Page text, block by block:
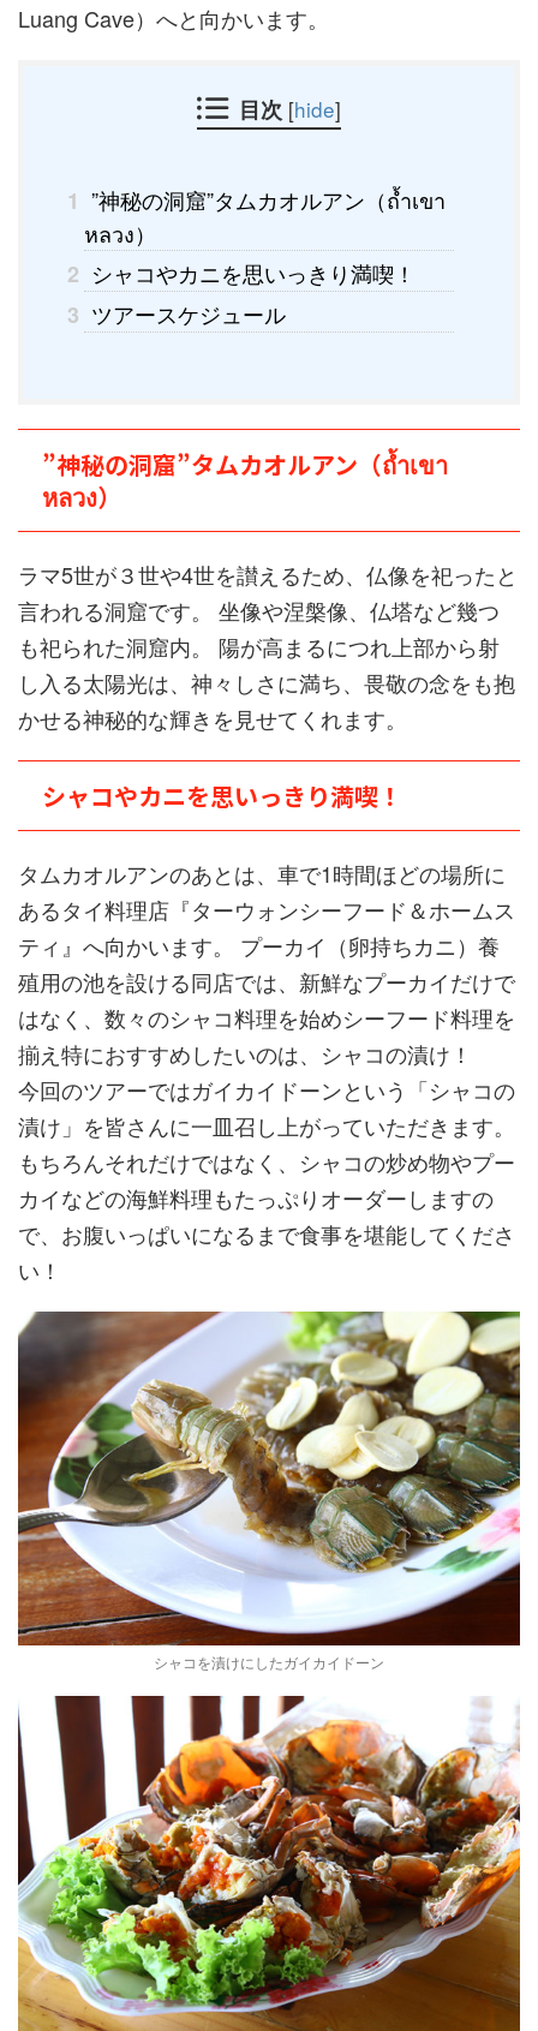
Luang Cave）へと向かいます。
目次 [hide]
1 ”神秘の洞窟”タムカオルアン（ถ้ำเขา
หลวง）
2 シャコやカニを思いっきり満喫！
3 ツアースケジュール
”神秘の洞窟”タムカオルアン（ถ้ำเขา
หลวง）
ラマ5世が３世や4世を讃えるため、仏像を祀ったと
言われる洞窟です。 坐像や涅槃像、仏塔など幾つ
も祀られた洞窟内。 陽が高まるにつれ上部から射
し入る太陽光は、神々しさに満ち、畏敬の念をも抱
かせる神秘的な輝きを見せてくれます。
シャコやカニを思いっきり満喫！
タムカオルアンのあとは、車で1時間ほどの場所に
あるタイ料理店『ターウォンシーフード＆ホームス
ティ』へ向かいます。 プーカイ（卵持ちカニ）養
殖用の池を設ける同店では、新鮮なプーカイだけで
はなく、数々のシャコ料理を始めシーフード料理を
揃え特におすすめしたいのは、シャコの漬け！
今回のツアーではガイカイドーンという「シャコの
漬け」を皆さんに一皿召し上がっていただきます。
もちろんそれだけではなく、シャコの炒め物やプー
カイなどの海鮮料理もたっぷりオーダーしますの
で、お腹いっぱいになるまで食事を堪能してくださ
い！
シャコを漬けにしたガイカイドーン